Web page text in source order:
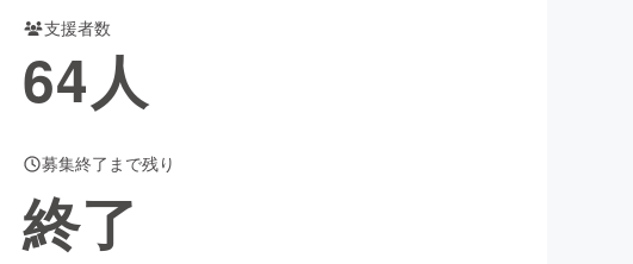
・ヘルスケア
支援者数
64人
募集終了まで残り
終了